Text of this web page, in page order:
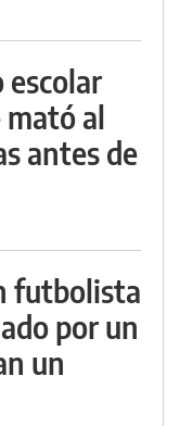
al
antes de
futbolista
por un
un